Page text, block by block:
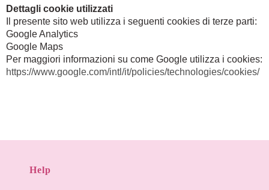
Dettagli cookie utilizzati
Il presente sito web utilizza i seguenti cookies di terze parti:
Google Analytics
Google Maps
Per maggiori informazioni su come Google utilizza i cookies:
https://www.google.com/intl/it/policies/technologies/cookies/
Help